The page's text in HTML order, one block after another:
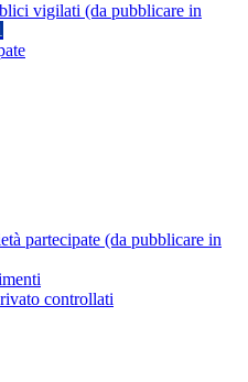
vigilati (da pubblicare in
partecipate (da pubblicare in
controllati